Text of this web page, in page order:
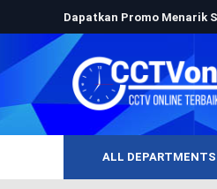
Dapatkan Promo Menarik
ALL DEPARTMENTS